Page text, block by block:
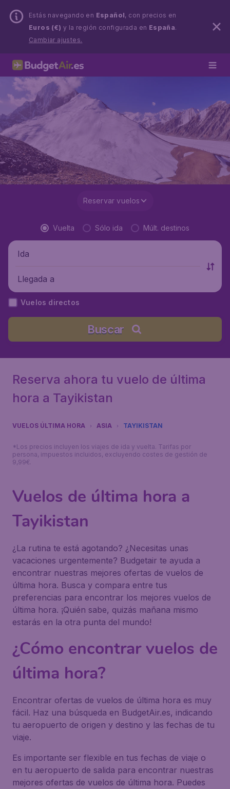
Estás navegando en Español, con precios en
Euros (€) y la región configurada en España.
Cambiar ajustes.
Reservar vuelos
Vuelta Sólo ida Múlt. destinos
Ida
Llegada a
Vuelos directos
Buscar
Reserva ahora tu vuelo de última
hora a Tayikistan
VUELOS ÚLTIMA HORA ASIA TAYIKISTAN
*Los precios incluyen los viajes de ida y vuelta. Tarifas por
persona, impuestos incluidos, excluyendo costes de gestión de
9,99€.
Vuelos de última hora a
Tayikistan
¿La rutina te está agotando? ¿Necesitas unas
vacaciones urgentemente? Budgetair te ayuda a
encontrar nuestras mejores ofertas de vuelos de
última hora. Busca y compara entre tus
preferencias para encontrar los mejores vuelos de
última hora. ¡Quién sabe, quizás mañana mismo
estarás en la otra punta del mundo!
¿Cómo encontrar vuelos de
última hora?
Encontrar ofertas de vuelos de última hora es muy
fácil. Haz una búsqueda en BudgetAir.es, indicando
tu aeropuerto de origen y destino y las fechas de tu
viaje.
Es importante ser flexible en tus fechas de viaje o
en tu aeropuerto de salida para encontrar nuestras
mejores ofertas de vuelos de última hora. Puedes